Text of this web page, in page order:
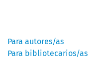
Para autores/as
Para bibliotecarios/as